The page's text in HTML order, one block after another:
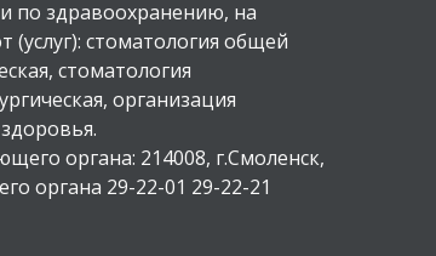
по здравоохранению, на
стоматология общей
стоматология
организация
органа: 214008, г.Смоленск,
органа 29-22-01 29-22-21